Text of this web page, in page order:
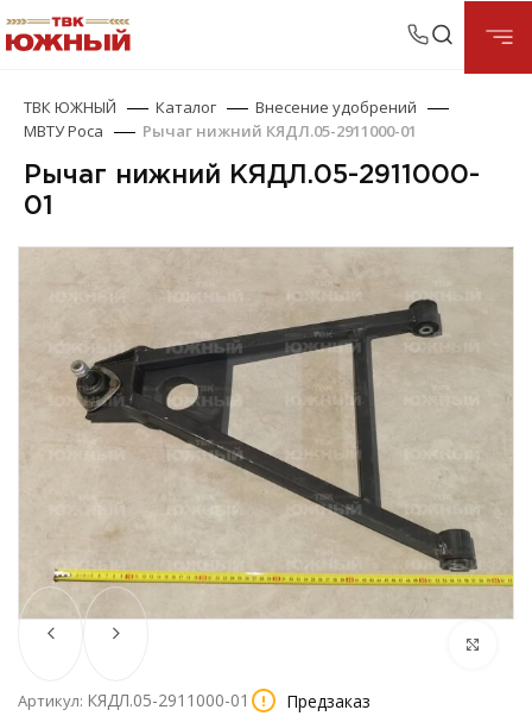
ТВК ЮЖНЫЙ Каталог
Внесение удобрений
МВТУ Роса
Рычаг нижний КЯДЛ.05-2911000-01
Рычаг нижний КЯДЛ.05-2911000-
01
Артикул: КЯДЛ.05-2911000-01 Предзаказ